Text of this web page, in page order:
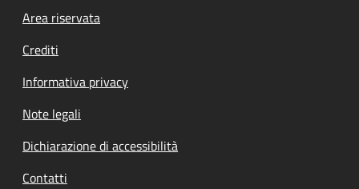
Footer menu
Area riservata
Crediti
Informativa privacy
Note legali
Dichiarazione di accessibilità
Contatti